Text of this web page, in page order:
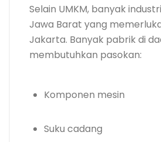
Selain UMKM, banyak
Jawa Barat yang
Jakarta. Banyak pabrik di
membutuhkan pasokan:
Komponen mesin
Suku cadang